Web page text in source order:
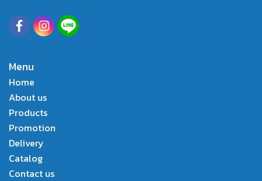
Menu
Home
About us
Products
Promotion
Delivery
Catalog
Contact us